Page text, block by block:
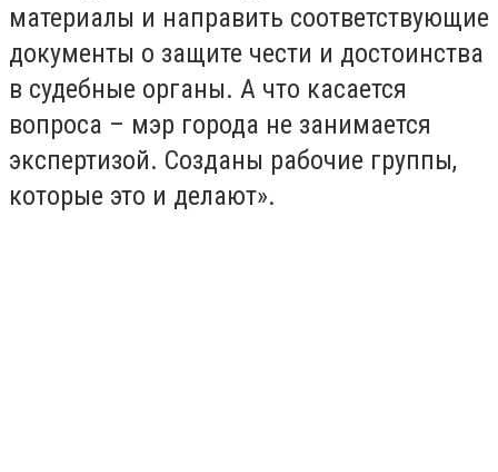
материалы и направить соответствующие
документы о защите чести и достоинства
в судебные органы. А что касается
вопроса – мэр города не занимается
экспертизой. Созданы рабочие группы,
которые это и делают».